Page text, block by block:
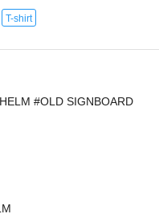
T-shirt
#OLD SIGNBOARD